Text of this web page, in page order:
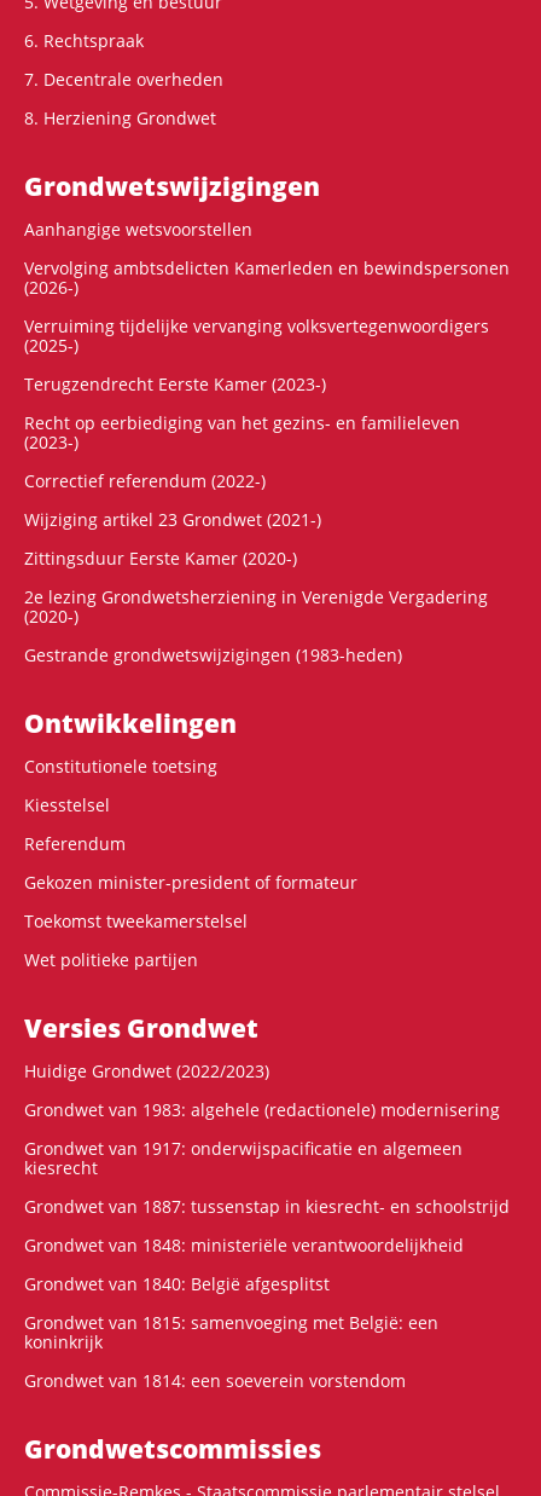
6. Rechtspraak
7. Decentrale overheden
8. Herziening Grondwet
Grondwets­wijzigingen
Aanhangige wetsvoorstellen
Vervolging ambtsdelicten Kamerleden en bewindspersonen
(2026-)
Verruiming tijdelijke vervanging volksvertegenwoordigers
(2025-)
Terugzendrecht Eerste Kamer (2023-)
Recht op eerbiediging van het gezins- en familieleven
(2023-)
Correctief referendum (2022-)
Wijziging artikel 23 Grondwet (2021-)
Zittingsduur Eerste Kamer (2020-)
2e lezing Grondwetsherziening in Verenigde Vergadering
(2020-)
Gestrande grondwetswijzigingen (1983-heden)
Ontwikke­lingen
Constitutionele toetsing
Kiesstelsel
Referendum
Gekozen minister-president of formateur
Toekomst tweekamerstelsel
Wet politieke partijen
Versies Grondwet
Huidige Grondwet (2022/2023)
Grondwet van 1983: algehele (redactionele) modernisering
Grondwet van 1917: onderwijspacificatie en algemeen
kiesrecht
Grondwet van 1887: tussenstap in kiesrecht- en schoolstrijd
Grondwet van 1848: ministeriële verantwoordelijkheid
Grondwet van 1840: België afgesplitst
Grondwet van 1815: samenvoeging met België: een
koninkrijk
Grondwet van 1814: een soeverein vorstendom
Grondwets­commissies